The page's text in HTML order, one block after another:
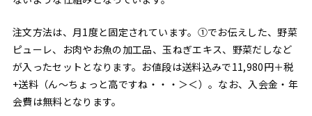
注文方法は、月1度と固定されています。①でお伝えした、野菜
ピューレ、お肉やお魚の加工品、玉ねぎエキス、野菜だしなど
が入ったセットとなります。お値段は送料込みで11,980円＋税
+送料（ん〜ちょっと高ですね・・・＞＜）。なお、入会金・年
会費は無料となります。